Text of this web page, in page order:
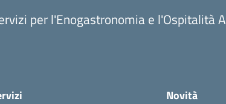
per l'Enogastronomia e l'Ospitalità
Novità